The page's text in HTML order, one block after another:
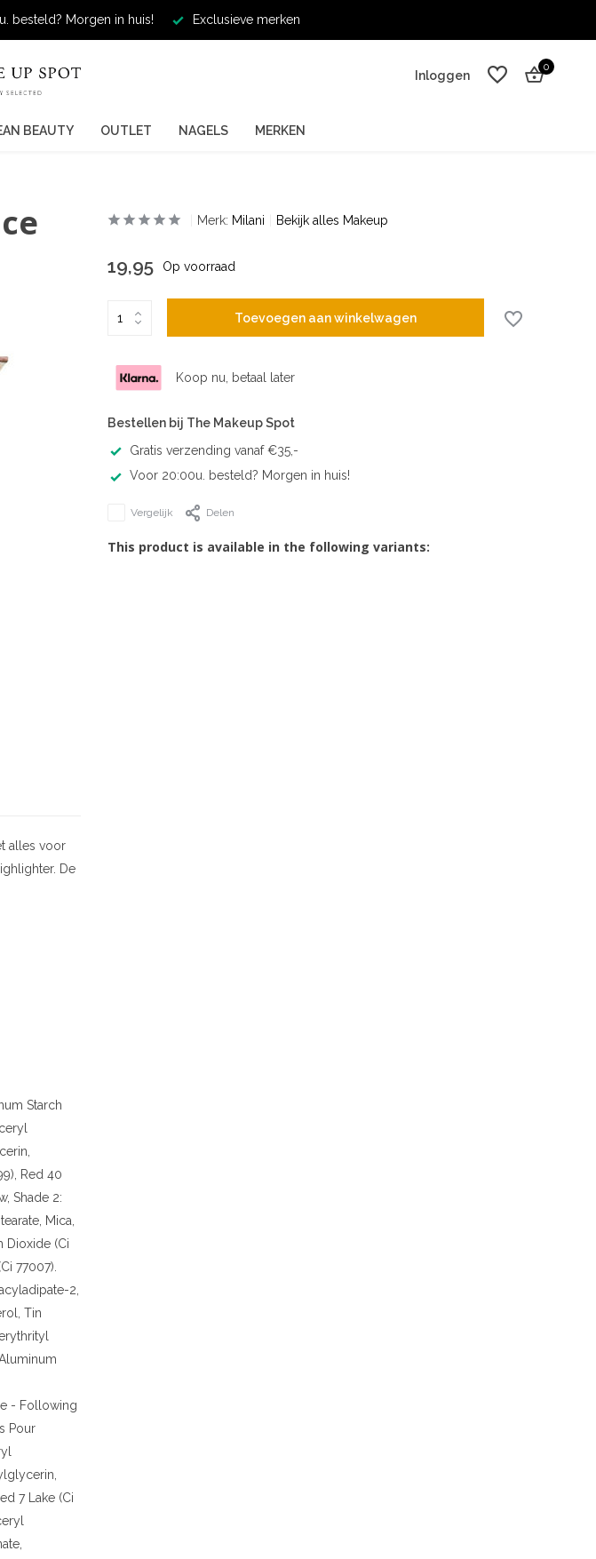
besteld? Morgen in huis! Exclusieve merken
Inloggen
0
BEAUTY OUTLET NAGELS MERKEN
alles voor
De
Starch
Red 40
Shade 2:
Mica,
Dioxide (Ci
77007).
2,
Tin
- Following
Pour
7 Lake (Ci
Merk: Milani Bekijk alles Makeup
19,95 Op voorraad
Toevoegen aan winkelwagen
Koop nu, betaal later
Bestellen bij The Makeup Spot
Gratis verzending vanaf €35,-
Voor 20:00u. besteld? Morgen in huis!
Vergelijk Delen
This product is available in the following variants: